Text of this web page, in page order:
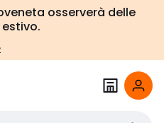
osserverà delle